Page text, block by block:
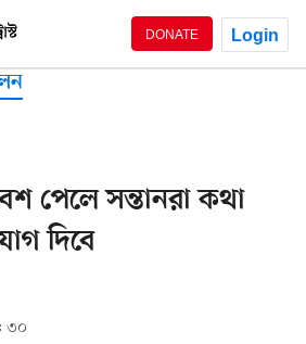
DONATE Login
পেলে সন্তানরা কথা
দিবে
৩০